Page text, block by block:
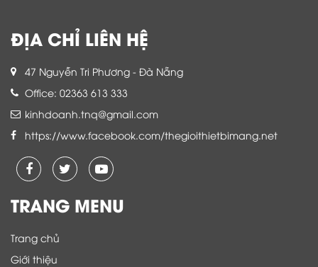
ĐỊA CHỈ LIÊN HỆ
47 Nguyễn Tri Phương - Đà Nẵng
Office: 02363 613 333
kinhdoanh.tnq@gmail.com
https://www.facebook.com/thegioithietbimang.net
TRANG MENU
Trang chủ
Giới thiệu